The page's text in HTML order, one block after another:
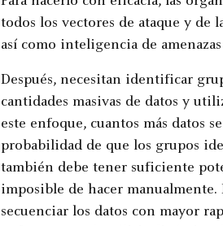
todos los vectores de ataque y de
así como inteligencia de
Después, necesitan identificar
cantidades masivas de datos y
este enfoque, cuantos más datos
probabilidad de que los grupos
también debe tener suficiente
imposible de hacer
secuenciar los datos con mayor